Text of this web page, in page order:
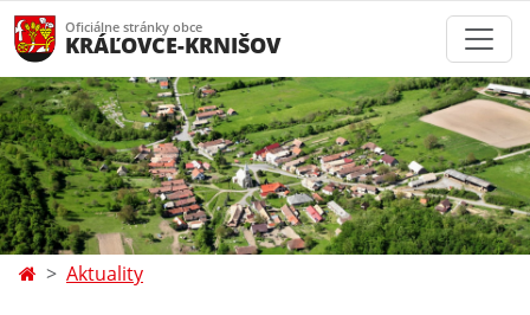
Oficiálne stránky obce
KRÁĽOVCE-KRNIŠOV
Aktuality